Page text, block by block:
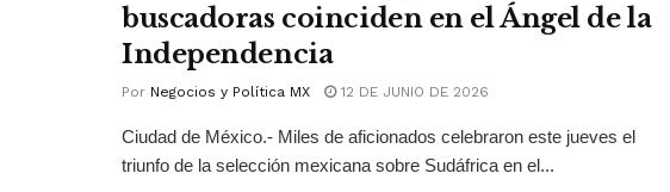
buscadoras coinciden en el Ángel de la
Independencia
Por Negocios y Política MX 12 DE JUNIO DE 2026
Ciudad de México.- Miles de aficionados celebraron este jueves el
triunfo de la selección mexicana sobre Sudáfrica en el...